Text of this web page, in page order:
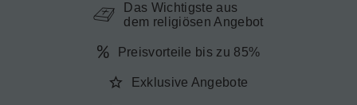
Das Wichtigste aus
dem religiösen Angebot
Preisvorteile bis zu 85%
Exklusive Angebote